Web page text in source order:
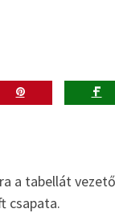
tabellát
csapata.